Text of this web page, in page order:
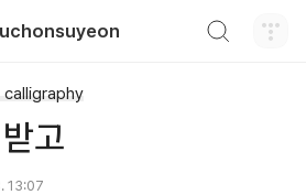
uchonsuyeon
calligraphy
고
13:07